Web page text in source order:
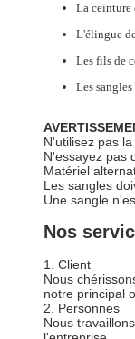
La ceinture
L'élingue
Les fils de
Les
N'utilisez pas
N'essayez pas
Matériel
Les sangles
Une sangle
Nos
1. Client
Nous
notre principal
2. Personnes
Nous